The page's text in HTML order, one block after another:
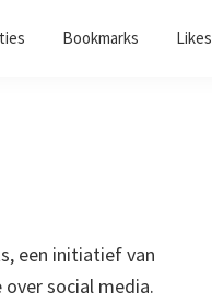
Bookmarks Likes
een initiatief van
social media.